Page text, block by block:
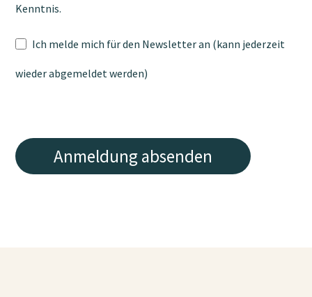
Kenntnis.
Ich melde mich für den Newsletter an (kann jederzeit
wieder abgemeldet werden)